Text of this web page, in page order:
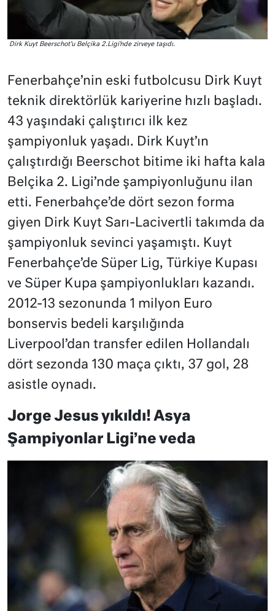
Dirk Kuyt Beerschot’u Belçika 2.Ligi’nde zirveye taşıdı.
Fenerbahçe’nin eski futbolcusu Dirk Kuyt
teknik direktörlük kariyerine hızlı başladı.
43 yaşındaki çalıştırıcı ilk kez
şampiyonluk yaşadı. Dirk Kuyt’ın
çalıştırdığı Beerschot bitime iki hafta kala
Belçika 2. Ligi’nde şampiyonluğunu ilan
etti. Fenerbahçe’de dört sezon forma
giyen Dirk Kuyt Sarı-Lacivertli takımda da
şampiyonluk sevinci yaşamıştı. Kuyt
Fenerbahçe’de Süper Lig, Türkiye Kupası
ve Süper Kupa şampiyonlukları kazandı.
2012-13 sezonunda 1 milyon Euro
bonservis bedeli karşılığında
Liverpool’dan transfer edilen Hollandalı
dört sezonda 130 maça çıktı, 37 gol, 28
asistle oynadı.
Jorge Jesus yıkıldı! Asya
Şampiyonlar Ligi’ne veda